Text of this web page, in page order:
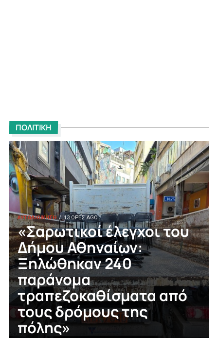
ΠΟΛΙΤΙΚΗ
ΑΥΤΟΔΙΟΙΚΗΣΗ 13 ΏΡΕΣ AGO
«Σαρωτικοί έλεγχοι του
Δήμου Αθηναίων:
Ξηλώθηκαν 240
παράνομα
τραπεζοκαθίσματα από
τους δρόμους της
πόλης»